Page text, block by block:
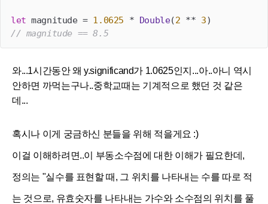
let magnitude = 1.0625 * Double(2 ** 3
// magnitude == 8.5
와...1시간동안 왜y.significand가 1.0625인지...아..아니 역시
안하면 까먹는구나..중학교때는 기계적으로 했던 것 같은
데...
혹시나 이게 궁금하신 분들을 위해 적을게요 :)
이걸 이해하려면..이 부동소수점에 대한 이해가 필요한데,
정의는 "실수를 표현할 때, 그 위치를 나타내는 수를 따로 적
는 것으로, 유효숫자를 나타내는 가수와 소수점의 위치를 풀